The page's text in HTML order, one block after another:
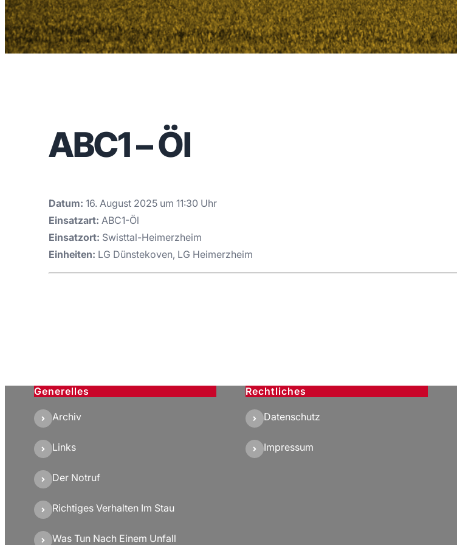
ABC1 – Öl
Datum: 16. August 2025 um 11:30 Uhr
Einsatzart: ABC1-Öl
Einsatzort: Swisttal-Heimerzheim
Einheiten: LG Dünstekoven, LG Heimerzheim
Generelles
Archiv
Links
Der Notruf
Richtiges Verhalten Im Stau
Was Tun Nach Einem Unfall
Rechtliches
Datenschutz
Impressum